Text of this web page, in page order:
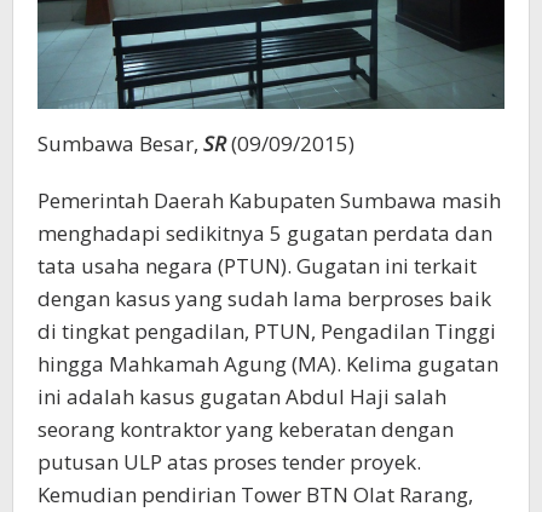
Sumbawa Besar, SR(09/09/2015)
Pemerintah Daerah Kabupaten Sumbawa masih
menghadapi sedikitnya 5 gugatan perdata dan
tata usaha negara (PTUN). Gugatan ini terkait
dengan kasus yang sudah lama berproses baik
di tingkat pengadilan, PTUN, Pengadilan Tinggi
hingga Mahkamah Agung (MA). Kelima gugatan
ini adalah kasus gugatan Abdul Haji salah
seorang kontraktor yang keberatan dengan
putusan ULP atas proses tender proyek.
Kemudian pendirian Tower BTN Olat Rarang,